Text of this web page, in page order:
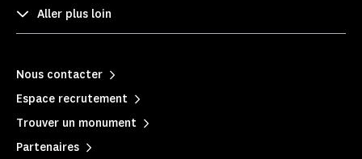
Aller plus loin
Nous contacter
Espace recrutement
Trouver un monument
Partenaires